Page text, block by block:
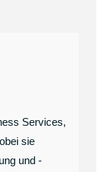
Services,
sie
und -